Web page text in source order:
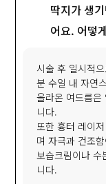
딱지가 생
어요. 어떻
시술 후 일시적
분 수일 내 자연
올라온 여드름은
니다.
또한 흉터 레이
며 자극과 건조
보습크림이나 수
니다.